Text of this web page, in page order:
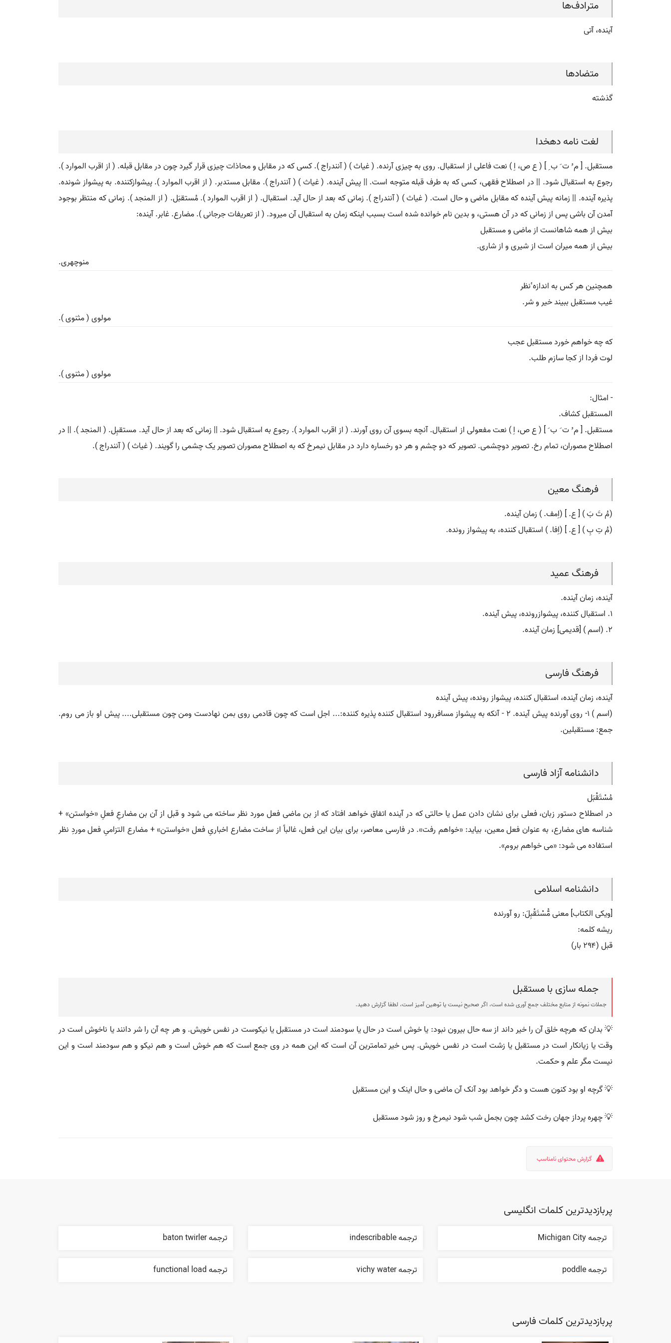
مترادف‌ها
آینده، آتی
متضادها
گذشته
لغت نامه دهخدا
مستقبل. [ م ُ ت َ ب ِ ] ( ع ص، اِ ) نعت فاعلی از استقبال. روی به چیزی آرنده. ( غیاث ) ( آنندراج ). کسی که در مقابل و محاذات چیزی قرار گیرد چون در مقابل قبله. ( از اقرب الموارد ).
رجوع به استقبال شود. || در اصطلاح فقهی، کسی که به طرف قبله متوجه است. || پیش آینده. ( غیاث ) ( آنندراج ). مقابل مستدبر. ( از اقرب الموارد ). پیشوازکننده. به پیشواز شونده.
پذیره آینده. || زمانه پیش آینده که مقابل ماضی و حال است. ( غیاث ) ( آنندراج ). زمانی که بعد از حال آید. استقبال. ( از اقرب الموارد ). مُستقبَل. ( از المنجد ). زمانی که منتظر بوجود
آمدن آن باشی پس از زمانی که در آن هستی، و بدین نام خوانده شده است بسبب اینکه زمان به استقبال آن میرود. ( از تعریفات جرجانی ). مضارع. غابر. آینده:
بیش از همه شاهانست از ماضی و مستقبل
بیش از همه میران است از شیری و از شاری.
منوچهری.
همچنین هر کس به اندازه ٔنظر
غیب مستقبل ببیند خیر و شر.
مولوی ( مثنوی ).
که چه خواهم خورد مستقبل عجب
لوت فردا از کجا سازم طلب.
مولوی ( مثنوی ).
- امثال:
المستقبل کشاف.
مستقبل. [ م ُ ت َ ب َ ] ( ع ص، اِ ) نعت مفعولی از استقبال. آنچه بسوی آن روی آورند. ( از اقرب الموارد ). رجوع به استقبال شود. || زمانی که بعد از حال آید. مستقبِل. ( المنجد ). || در
اصطلاح مصوران، تمام رخ. تصویر دوچشمی. تصویر که دو چشم و هر دو رخساره دارد در مقابل نیمرخ که به اصطلاح مصوران تصویر یک چشمی را گویند. ( غیاث ) ( آنندراج ).
فرهنگ معین
(مُ تَ بَ ) [ ع. ] (اِمف. ) زمان آینده.
(مُ تِ بِ ) [ ع. ] (اِفا. ) استقبال کننده، به پیشواز رونده.
فرهنگ عمید
آینده، زمان آینده.
۱. استقبال کننده، پیشوازرونده، پیش آینده.
۲. (اسم ) [قدیمی] زمان آینده.
فرهنگ فارسی
آینده، زمان آینده، استقبال کننده، پیشواز رونده، پیش آینده
(اسم ) ۱- روی آورنده پیش آینده. ۲ - آنکه به پیشواز مسافررود استقبال کننده پذیره کننده:... اجل است که چون قادمی روی بمن نهادست ومن چون مستقبلی.... پیش او باز می روم.
جمع: مستقبلین.
دانشنامه آزاد فارسی
مُسْتَقْبَل
در اصطلاح دستور زبان، فعلی برای نشان دادن عمل یا حالتی که در آینده اتفاق خواهد افتاد که از بن ماضی فعل مورد نظر ساخته می شود و قبل از آن بن مضارعِ فعلِ «خواستن» +
شناسه های مضارع، به عنوان فعل معین، بیاید: «خواهم رفت». در فارسی معاصر، برای بیان این فعل، غالباً از ساخت مضارع اخباریِ فعل «خواستن» + مضارع التزامیِ فعل موردِ نظر
استفاده می شود: «می خواهم بروم».
دانشنامه اسلامی
[ویکی الکتاب] معنی مُّسْتَقْبِلَ: رو آورنده
ریشه کلمه:
قبل (۲۹۴ بار)
جمله سازی با مستقبل
جملات نمونه از منابع مختلف جمع آوری شده است، اگر صحیح نیست یا توهین آمیز است، لطفا گزارش دهید.
💡 بدان که هرچه خلق آن را خیر داند از سه حال بیرون نبود: یا خوش است در حال یا سودمند است در مستقبل یا نیکوست در نفس خویش. و هر چه آن را شر دانند یا ناخوش است در
وقت یا زیانکار است در مستقبل یا زشت است در نفس خویش. پس خیر تمامترین آن است که این همه در وی جمع است که هم خوش است و هم نیکو و هم سودمند است و این
نیست مگر علم و حکمت.
💡 گرچه او بود کنون هست و دگر خواهد بود آنک آن ماضی و حال اینک و این مستقبل
💡 چهره پرداز جهان رخت کشد چون بجمل شب شود نیمرخ و روز شود مستقبل
گزارش محتوای نامناسب
پربازدیدترین کلمات انگلیسی
ترجمه Michigan City ترجمه indescribable ترجمه baton twirler
ترجمه poddle ترجمه vichy water ترجمه functional load
پربازدیدترین کلمات فارسی